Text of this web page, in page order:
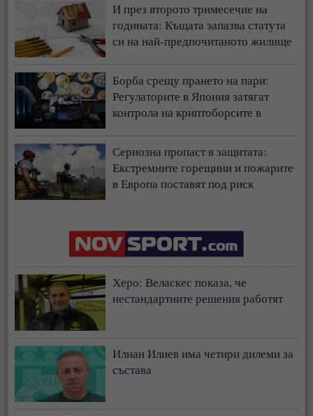
И през второто тримесечие на
годината: Къщата запазва статута
си на най-предпочитаното жилище
Борба срещу прането на пари:
Регулаторите в Япония затягат
контрола на криптоборсите в
Сериозна пропаст в защитата:
Екстремните горещини и пожарите
в Европа поставят под риск
Херо: Веласкес показа, че
нестандартните решения работят
Илиан Илиев има четири дилеми за
състава